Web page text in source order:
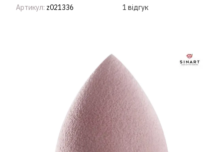
Артикул: z021336 1 відгук